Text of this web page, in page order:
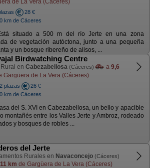
de La Vera (Cáceres)
28 €
km de Cáceres
situado a 500 m del río Jerte en una zona
de vegetación autóctona, junto a una pequeña
y un bosque ribereño de alisos, ...
Birdwatching Centre
en Cabezabellosa (Cáceres) a 9,6
Gargüera de La Vera (Cáceres)
plazas
26 €
km de Cáceres
del S. XVI en Cabezabellosa, un bello y apacible
montañés entre los Valles Jerte y Ambroz, rodeado
y bosques de robles ...
del Jerte
Rurales en Navaconcejo (Cáceres)
11 km de Gargüera de La Vera (Cáceres)